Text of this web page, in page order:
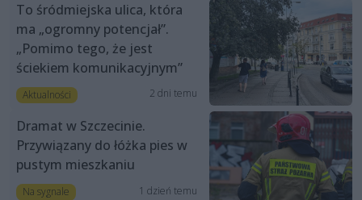
To śródmiejska ulica, która
ma „ogromny potencjał”.
„Pomimo tego, że jest
ściekiem komunikacyjnym”
Aktualności 2 dni temu
Dramat w Szczecinie.
Przywiązany do łóżka pies w
pustym mieszkaniu
Na sygnale 1 dzień temu